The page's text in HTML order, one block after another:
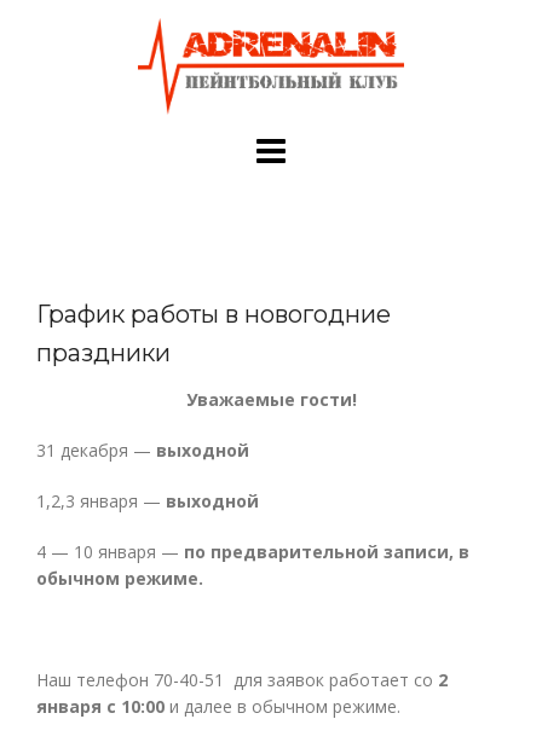
График работы в новогодние
праздники
Уважаемые гости!
31 декабря — выходной
1,2,3 января — выходной
4 — 10 января — по предварительной записи, в
обычном режиме.
Наш телефон 70-40-51 для заявок работает со 2
января с 10:00 и далее в обычном режиме.